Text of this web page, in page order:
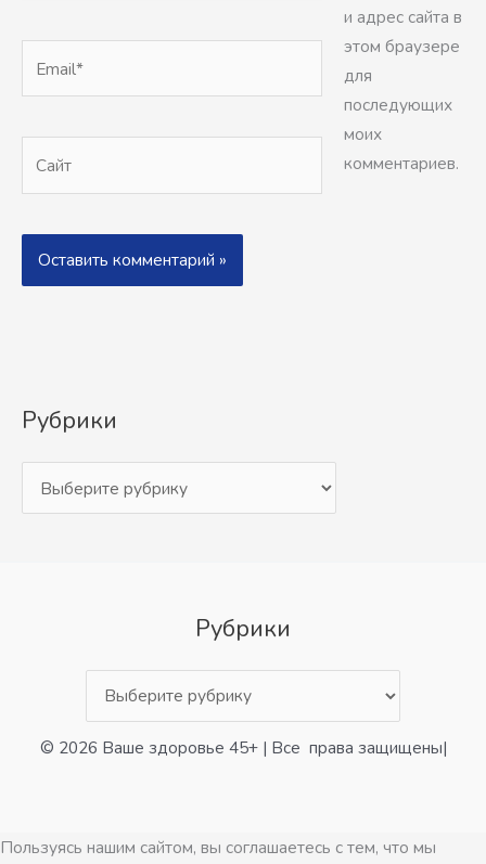
и адрес сайта в
этом браузере
для
последующих
моих
комментариев.
Рубрики
Рубрики
© 2026 Ваше здоровье 45+ | Все права защищены|
Пользуясь нашим сайтом, вы соглашаетесь с тем, что мы